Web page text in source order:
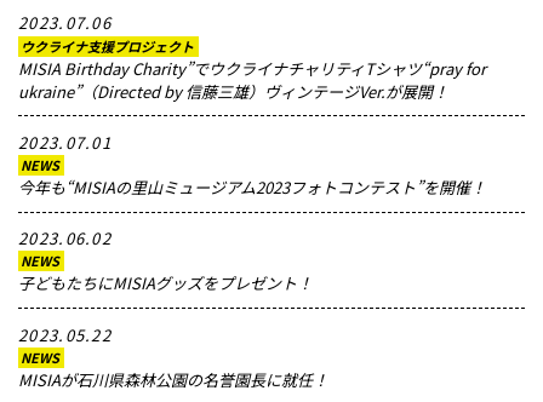
2023.07.06
ウクライナ支援プロジェクト
MISIA Birthday Charity”でウクライナチャリティTシャツ“pray for
ukraine”（Directed by 信藤三雄）ヴィンテージVer.が展開！
2023.07.01
NEWS
今年も“MISIAの里山ミュージアム2023フォトコンテスト”を開催！
2023.06.02
NEWS
子どもたちにMISIAグッズをプレゼント！
2023.05.22
NEWS
MISIAが石川県森林公園の名誉園長に就任！